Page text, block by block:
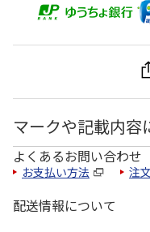
マークや記載内容
よくあるお問い合わせ
お支払い方法 注
配送情報について